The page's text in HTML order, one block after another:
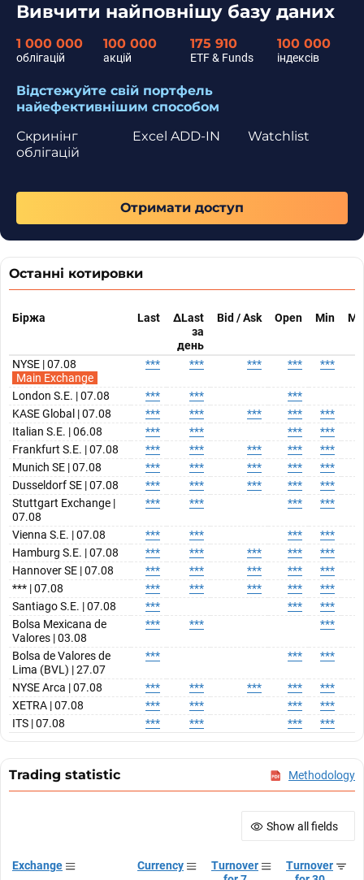
Вивчити найповнішу базу даних
1 000 000
облігацій
100 000
акцій
175 910
ETF & Funds
100 000
індексів
Відстежуйте свій портфель
найефективнішим способом
Скринінг
облігацій
Watchlist
Excel ADD-IN
Отримати доступ
Останні котировки
Біржа Last
ΔLast
за
день
Bid / Ask Open Min
NYSE | 07.08
Main Exchange
*** *** *** *** ***
London S.E. | 07.08 *** ***
***
KASE Global | 07.08
*** *** *** *** ***
Italian S.E. | 06.08
*** *** *** ***
Frankfurt S.E. | 07.08
*** *** *** *** ***
Munich SE | 07.08
*** *** *** *** ***
Dusseldorf SE | 07.08
*** *** *** *** ***
Stuttgart Exchange |
07.08
*** *** *** ***
Vienna S.E. | 07.08 *** *** *** ***
Hamburg S.E. | 07.08
*** *** *** *** ***
Hannover SE | 07.08
*** *** *** *** ***
*** | 07.08
*** *** *** *** ***
Santiago S.E. | 07.08
*** *** ***
Bolsa Mexicana de
Valores | 03.08
*** *** ***
Bolsa de Valores de
Lima (BVL) | 27.07
*** *** ***
NYSE Arca | 07.08 *** *** *** *** ***
XETRA | 07.08
*** *** *** ***
ITS | 07.08
*** *** *** ***
Trading statistic Methodology
Show all fields
Exchange Currency
Turnover
Turnover